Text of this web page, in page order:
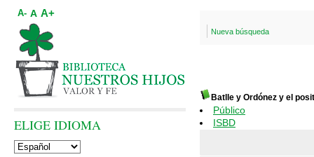
Nueva búsqueda
Batlle y Ordónez y el
Público
ISBD
A- A A+
ELIGE IDIOMA